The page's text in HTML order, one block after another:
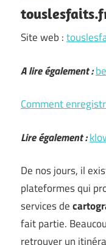
Site web :
A lire également :
Comment
Lire également :
De nos jours, il
plateformes qui
services de
fait partie.
retrouver un